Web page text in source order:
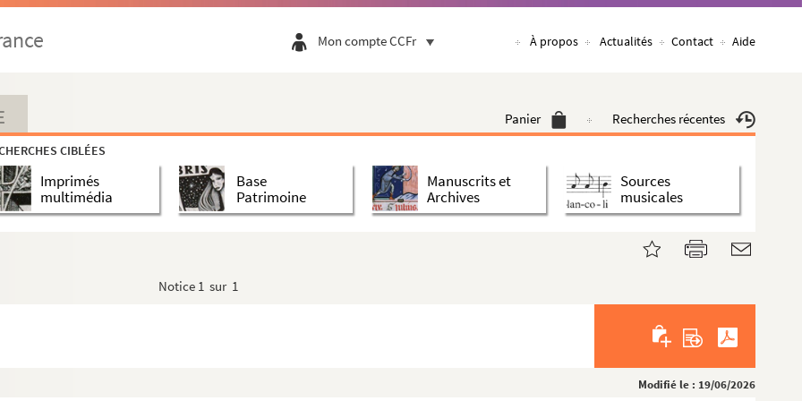
Mon compte CCFr À propos Actualités Contact Aide
Panier Recherches récentes
CIBLÉES
Imprimés
multimédia
Base
Patrimoine
Manuscrits et
Archives
Sources
musicales
Notice 1 sur 1
Modifié le : 19/06/2026
forains pour Antoine Laugier
et Marie Laydon épouse d’Antoine Privat a...
Blandine juge de la jurisdiction consula...
chapellenie Notre-Dame fondée dans l’église Notre...
Simon d’une maison section D, île 35 rue Por...
de 15 lettres écrites par Henri-Louis-Miche...